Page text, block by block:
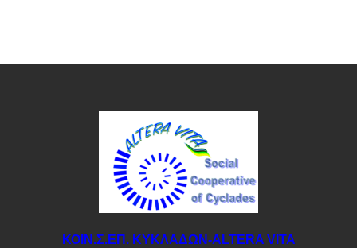
ΚΟΙΝ.Σ.ΕΠ. ΚΥΚΛΑΔΩΝ-ΑLTERA VITA